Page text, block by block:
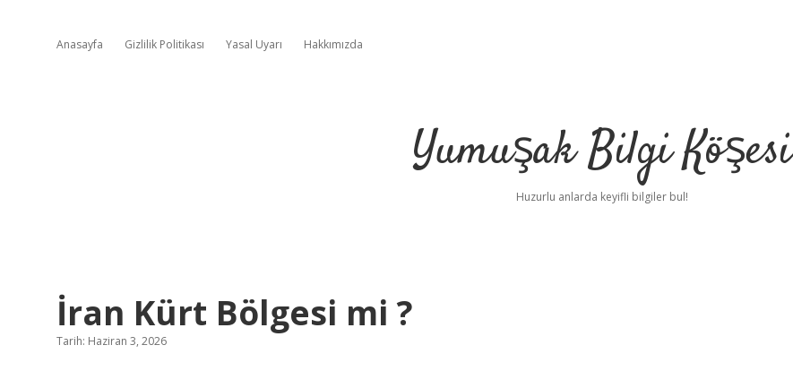
Anasayfa Gizlilik Politikası Yasal Uyarı Hakkımızda
Yumuşak Bilgi Köşesi
Huzurlu anlarda keyifli bilgiler bul!
İran Kürt Bölgesi mi ?
Tarih: Haziran 3, 2026